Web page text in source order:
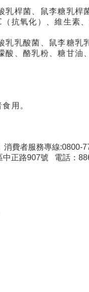
乳桿菌、鼠李糖乳桿
（抗氧化）、維生素
乳乳酸菌、鼠李糖乳
、酪乳粉、糖甘油
用。
消費者服務專線:0800-
中正路907號 電話 ：